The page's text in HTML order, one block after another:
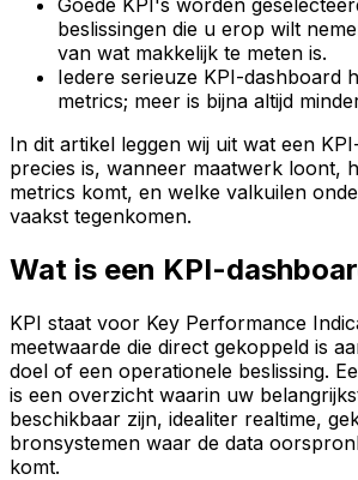
beslissingen die u erop wilt
van wat makkelijk te meten is.
Iedere serieuze KPI-dashboard
metrics; meer is bijna altijd
In dit artikel leggen wij uit wat een
precies is, wanneer maatwerk loont,
metrics komt, en welke valkuilen
vaakst tegenkomen.
Wat is een KPI-
KPI staat voor Key Performance
meetwaarde die direct gekoppeld is
doel of een operationele beslissing.
is een overzicht waarin uw
beschikbaar zijn, idealiter realtime,
bronsystemen waar de data
komt.